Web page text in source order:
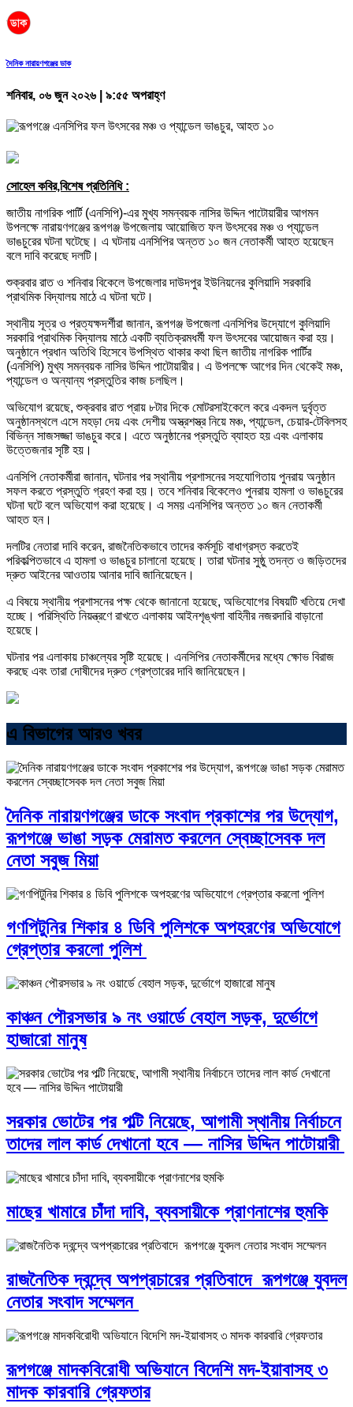
দৈনিক নারায়ণগঞ্জের ডাক
শনিবার, ০৬ জুন ২০২৬ | ৯:৫৫ অপরাহ্ণ
সোহেল কবির,বিশেষ প্রতিনিধি :
জাতীয় নাগরিক পার্টি (এনসিপি)-এর মুখ্য সমন্বয়ক নাসির উদ্দিন পাটোয়ারীর আগমন
উপলক্ষে নারায়ণগঞ্জের রূপগঞ্জ উপজেলায় আয়োজিত ফল উৎসবের মঞ্চ ও প্যান্ডেল
ভাঙচুরের ঘটনা ঘটেছে। এ ঘটনায় এনসিপির অন্তত ১০ জন নেতাকর্মী আহত হয়েছেন
বলে দাবি করেছে দলটি।
শুক্রবার রাত ও শনিবার বিকেলে উপজেলার দাউদপুর ইউনিয়নের কুলিয়াদি সরকারি
প্রাথমিক বিদ্যালয় মাঠে এ ঘটনা ঘটে।
স্থানীয় সূত্র ও প্রত্যক্ষদর্শীরা জানান, রূপগঞ্জ উপজেলা এনসিপির উদ্যোগে কুলিয়াদি
সরকারি প্রাথমিক বিদ্যালয় মাঠে একটি ব্যতিক্রমধর্মী ফল উৎসবের আয়োজন করা হয়।
অনুষ্ঠানে প্রধান অতিথি হিসেবে উপস্থিত থাকার কথা ছিল জাতীয় নাগরিক পার্টির
(এনসিপি) মুখ্য সমন্বয়ক নাসির উদ্দিন পাটোয়ারীর। এ উপলক্ষে আগের দিন থেকেই মঞ্চ,
প্যান্ডেল ও অন্যান্য প্রস্তুতির কাজ চলছিল।
অভিযোগ রয়েছে, শুক্রবার রাত প্রায় ৮টার দিকে মোটরসাইকেলে করে একদল দুর্বৃত্ত
অনুষ্ঠানস্থলে এসে মহড়া দেয় এবং দেশীয় অস্ত্রশস্ত্র নিয়ে মঞ্চ, প্যান্ডেল, চেয়ার-টেবিলসহ
বিভিন্ন সাজসজ্জা ভাঙচুর করে। এতে অনুষ্ঠানের প্রস্তুতি ব্যাহত হয় এবং এলাকায়
উত্তেজনার সৃষ্টি হয়।
এনসিপি নেতাকর্মীরা জানান, ঘটনার পর স্থানীয় প্রশাসনের সহযোগিতায় পুনরায় অনুষ্ঠান
সফল করতে প্রস্তুতি গ্রহণ করা হয়। তবে শনিবার বিকেলেও পুনরায় হামলা ও ভাঙচুরের
ঘটনা ঘটে বলে অভিযোগ করা হয়েছে। এ সময় এনসিপির অন্তত ১০ জন নেতাকর্মী
আহত হন।
দলটির নেতারা দাবি করেন, রাজনৈতিকভাবে তাদের কর্মসূচি বাধাগ্রস্ত করতেই
পরিকল্পিতভাবে এ হামলা ও ভাঙচুর চালানো হয়েছে। তারা ঘটনার সুষ্ঠু তদন্ত ও জড়িতদের
দ্রুত আইনের আওতায় আনার দাবি জানিয়েছেন।
এ বিষয়ে স্থানীয় প্রশাসনের পক্ষ থেকে জানানো হয়েছে, অভিযোগের বিষয়টি খতিয়ে দেখা
হচ্ছে। পরিস্থিতি নিয়ন্ত্রণে রাখতে এলাকায় আইনশৃঙ্খলা বাহিনীর নজরদারি বাড়ানো
হয়েছে।
ঘটনার পর এলাকায় চাঞ্চল্যের সৃষ্টি হয়েছে। এনসিপির নেতাকর্মীদের মধ্যে ক্ষোভ বিরাজ
করছে এবং তারা দোষীদের দ্রুত গ্রেপ্তারের দাবি জানিয়েছেন।
এ বিভাগের আরও খবর
দৈনিক নারায়ণগঞ্জের ডাকে সংবাদ প্রকাশের পর উদ্যোগ,
রূপগঞ্জে ভাঙা সড়ক মেরামত করলেন স্বেচ্ছাসেবক দল
নেতা সবুজ মিয়া
গণপিটুনির শিকার ৪ ডিবি পুলিশকে অপহরণের অভিযোগে
গ্রেপ্তার করলো পুলিশ
কাঞ্চন পৌরসভার ৯ নং ওয়ার্ডে বেহাল সড়ক, দুর্ভোগে
হাজারো মানুষ
সরকার ভোটের পর পল্টি নিয়েছে, আগামী স্থানীয় নির্বাচনে
তাদের লাল কার্ড দেখানো হবে — নাসির উদ্দিন পাটোয়ারী
মাছের খামারে চাঁদা দাবি, ব্যবসায়ীকে প্রাণনাশের হুমকি
রাজনৈতিক দ্বন্দ্বে অপপ্রচারের প্রতিবাদে ‎রূপগঞ্জে যুবদল
নেতার সংবাদ সম্মেলন ‎
রূপগঞ্জে মাদকবিরোধী অভিযানে বিদেশি মদ-ইয়াবাসহ ৩
মাদক কারবারি গ্রেফতার